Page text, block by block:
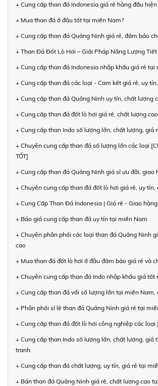
+ Cung cấp than đá Indonesia giá rẻ hàng đầu
+ Mua than đá ở đâu tốt tại miền Nam?
+ Cung cấp than đá Quảng Ninh giá rẻ, đảm bảo
+ Than Đá Đốt Lò Hơi – Giải Pháp Năng Lượng
+ Cung cấp than đá Indonesia nhập khẩu giá rẻ tại
+ Cung cấp than đá các loại - Cam kết giá rẻ, uy
+ Cung cấp than đá Quảng Ninh uy tín, chất lượng
+ Cung cấp than đá đốt lò hơi giá rẻ, chất lượng cao
+ Cung cấp than Indo số lượng lớn, chất lượng, giá
+ Chuyên cung cấp than đá số lượng lớn các loại
TỐT]
+ Cung cấp than đá Quảng Ninh giá sỉ ưu đãi, giao
+ Chuyên cung cấp than đá đốt lò hơi giá rẻ, uy tín,
+ Cung Cấp Than Đá Indonesia | Giá rẻ - Giao
+ Báo giá cung cấp than đá uy tín tại miền Nam
+ Chuyên phân phối các loại than đá Quảng Ninh
cao
+ Mua than đá đốt lò hơi ở đâu đảm bảo giá rẻ và
+ Chuyên cung cấp than đá Indo nhập khẩu giá tốt
+ Cung cấp than đá với số lượng lớn tại miền Nam,
+ Phân phối sỉ lẻ than đá Quảng Ninh giá rẻ tại
+ Cung cấp than đá đốt lò hơi công nghiệp các loại
+ Cung cấp than Indo số lượng lớn, chất lượng, giá
tranh
+ Cung cấp than đá chất lượng, uy tín, giá rẻ tại
+ Bán than đá Quảng Ninh giá rẻ, chất lượng cao